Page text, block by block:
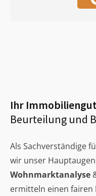
Ihr
Beurteilung und
Als Sachverständige
wir unser
Wohnmarktanalyse
ermitteln einen